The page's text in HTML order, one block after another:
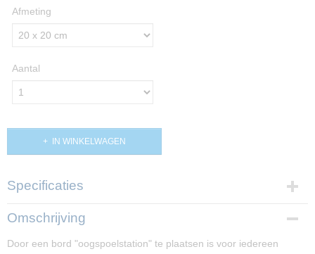
Afmeting
Aantal
IN WINKELWAGEN
Specificaties
Productcode
PP01946-775
Afmetingen (l,b,h)
Omschrijving
Door een bord "oogspoelstation" te plaatsen is voor iedereen